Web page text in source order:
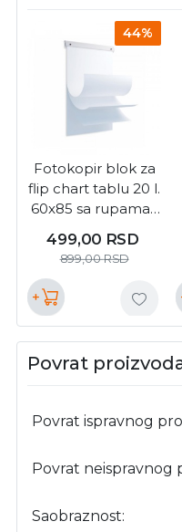
44%
Fotokopir blok za
flip chart tablu 20 l.
60x85 sa rupama (
499,00 RSD
899,00RSD
+
Povrat
Povrat ispravnog
Povrat neispravnog
Saobraznost: